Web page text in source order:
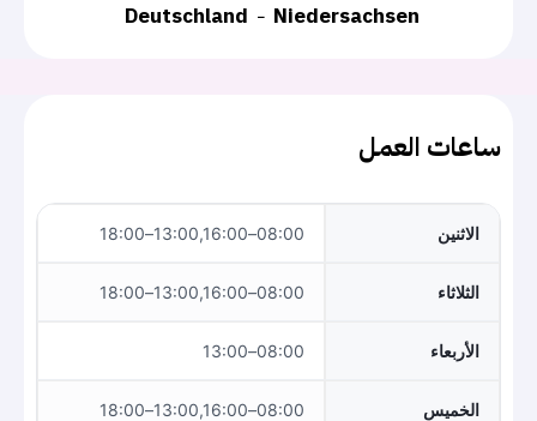
Deutschland
Niedersachsen
ساعات العمل
الاثنين 08:00–13:00,16:00–18:00
الثلاثاء 08:00–13:00,16:00–18:00
الأربعاء 08:00–13:00
الخميس 08:00–13:00,16:00–18:00